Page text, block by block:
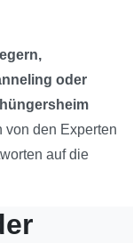
oder
von den Experten
auf die